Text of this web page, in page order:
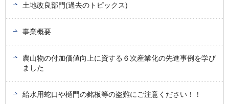
土地改良部門(過去のトピックス)
事業概要
農山物の付加価値向上に資する６次産業化の先進事例を学び
ました
給水用蛇口や樋門の銘板等の盗難にご注意ください！！